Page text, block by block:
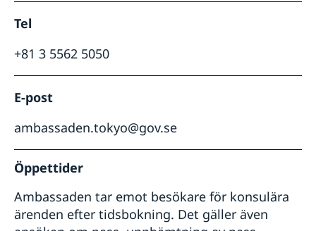
Tel
+81 3 5562 5050
E-post
ambassaden.tokyo@gov.se
Öppettider
Ambassaden tar emot besökare för konsulära
ärenden efter tidsbokning. Det gäller även